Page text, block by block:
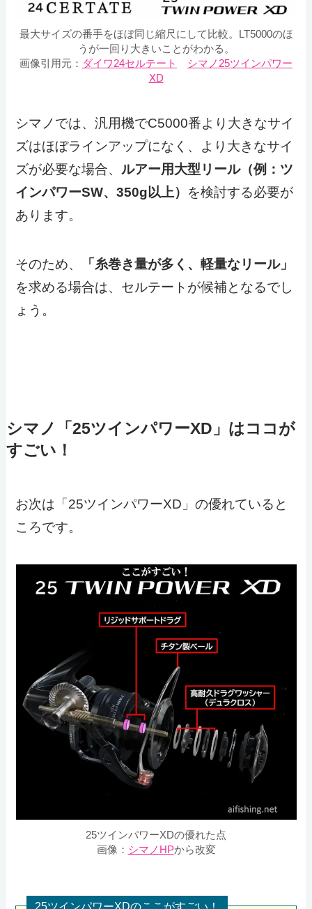
最大サイズの番手をほぼ同じ縮尺にして比較。LT5000のほ
うが一回り大きいことがわかる。
画像引用元： ダイワ24セルテート
シマノ25ツインパワー
XD
シマノでは、汎用機でC5000番より大きなサイ
ズはほぼラインアップになく、より大きなサイ
ズが必要な場合、 ルアー用大型リール（例：ツ
インパワーSW、350g以上） を検討する必要が
あります。
そのため、
「糸巻き量が多く、軽量なリール」
を求める場合は、セルテートが候補となるでし
ょう。
シマノ「25ツインパワーXD」はココが
すごい！
お次は「25ツインパワーXD」の優れていると
ころです。
25ツインパワーXDの優れた点
画像： シマノHPから改変
25ツインパワーXDのここがすごい！